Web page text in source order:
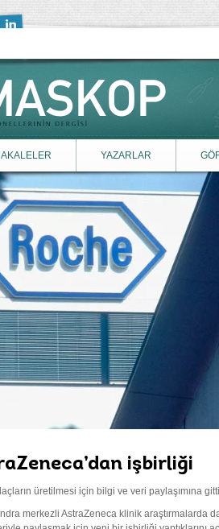
YAZARLAR
işbirliği
üretilmesi için bilgi ve veri paylaşımına
merkezli AstraZeneca klinik araştırmalarda